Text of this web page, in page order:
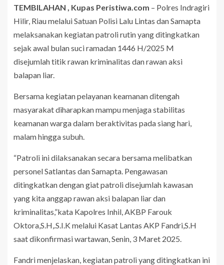
TEMBILAHAN , Kupas Peristiwa.com – Polres Indragiri
Hilir, Riau melalui Satuan Polisi Lalu Lintas dan Samapta
melaksanakan kegiatan patroli rutin yang ditingkatkan
sejak awal bulan suci ramadan 1446 H/2025 M
disejumlah titik rawan kriminalitas dan rawan aksi
balapan liar.
Bersama kegiatan pelayanan keamanan ditengah
masyarakat diharapkan mampu menjaga stabilitas
keamanan warga dalam beraktivitas pada siang hari,
malam hingga subuh.
“Patroli ini dilaksanakan secara bersama melibatkan
personel Satlantas dan Samapta. Pengawasan
ditingkatkan dengan giat patroli disejumlah kawasan
yang kita anggap rawan aksi balapan liar dan
kriminalitas,”kata Kapolres Inhil, AKBP Farouk
Oktora,S.H,.S.I.K melalui Kasat Lantas AKP Fandri,S.H
saat dikonfirmasi wartawan, Senin, 3 Maret 2025.
Fandri menjelaskan, kegiatan patroli yang ditingkatkan ini